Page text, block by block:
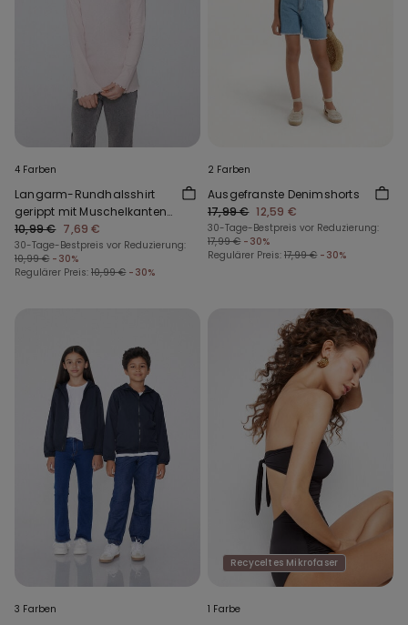
4 Farben
Langarm-Rundhalsshirt
gerippt mit Muschelkanten
für Mädchen
10,99 € 7,69 €
30-Tage-Bestpreis vor Reduzierung:
10,99 € -30%
Regulärer Preis: 10,99 € -30%
2 Farben
Ausgefranste Denimshorts
17,99 € 12,59 €
30-Tage-Bestpreis vor Reduzierung:
17,99 € -30%
Regulärer Preis: 17,99 € -30%
3 Farben
Recyceltes Mikrofaser
1 Farbe